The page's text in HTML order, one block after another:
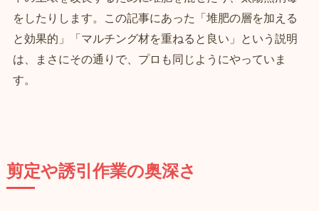
をしたりします。この記事にあった「堆肥の層を加える
と効果的」「マルチング材を重ねると良い」という説明
は、まさにその通りで、プロも同じようにやっていま
す。
剪定や誘引作業の奥深さ